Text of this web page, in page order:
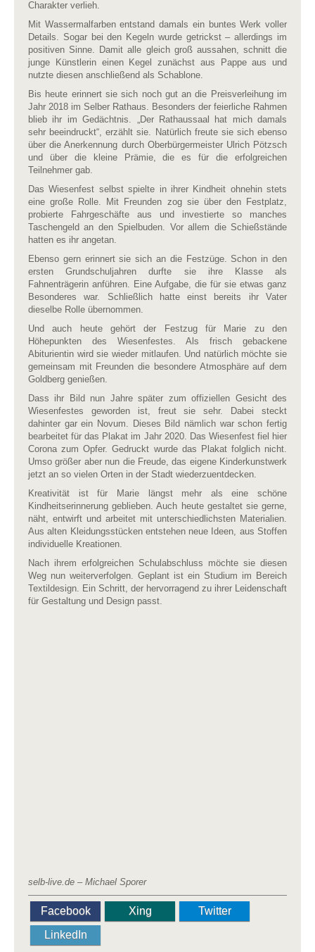
Charakter verlieh.
Mit Wassermalfarben entstand damals ein buntes Werk voller
Details. Sogar bei den Kegeln wurde getrickst – allerdings im
positiven Sinne. Damit alle gleich groß aussahen, schnitt die
junge Künstlerin einen Kegel zunächst aus Pappe aus und
nutzte diesen anschließend als Schablone.
Bis heute erinnert sie sich noch gut an die Preisverleihung im
Jahr 2018 im Selber Rathaus. Besonders der feierliche Rahmen
blieb ihr im Gedächtnis. „Der Rathaussaal hat mich damals
sehr beeindruckt“, erzählt sie. Natürlich freute sie sich ebenso
über die Anerkennung durch Oberbürgermeister Ulrich Pötzsch
und über die kleine Prämie, die es für die erfolgreichen
Teilnehmer gab.
Das Wiesenfest selbst spielte in ihrer Kindheit ohnehin stets
eine große Rolle. Mit Freunden zog sie über den Festplatz,
probierte Fahrgeschäfte aus und investierte so manches
Taschengeld an den Spielbuden. Vor allem die Schießstände
hatten es ihr angetan.
Ebenso gern erinnert sie sich an die Festzüge. Schon in den
ersten Grundschuljahren durfte sie ihre Klasse als
Fahnenträgerin anführen. Eine Aufgabe, die für sie etwas ganz
Besonderes war. Schließlich hatte einst bereits ihr Vater
dieselbe Rolle übernommen.
Und auch heute gehört der Festzug für Marie zu den
Höhepunkten des Wiesenfestes. Als frisch gebackene
Abiturientin wird sie wieder mitlaufen. Und natürlich möchte sie
gemeinsam mit Freunden die besondere Atmosphäre auf dem
Goldberg genießen.
Dass ihr Bild nun Jahre später zum offiziellen Gesicht des
Wiesenfestes geworden ist, freut sie sehr. Dabei steckt
dahinter gar ein Novum. Dieses Bild nämlich war schon fertig
bearbeitet für das Plakat im Jahr 2020. Das Wiesenfest fiel hier
Corona zum Opfer. Gedruckt wurde das Plakat folglich nicht.
Umso größer aber nun die Freude, das eigene Kinderkunstwerk
jetzt an so vielen Orten in der Stadt wiederzuentdecken.
Kreativität ist für Marie längst mehr als eine schöne
Kindheitserinnerung geblieben. Auch heute gestaltet sie gerne,
näht, entwirft und arbeitet mit unterschiedlichsten Materialien.
Aus alten Kleidungsstücken entstehen neue Ideen, aus Stoffen
individuelle Kreationen.
Nach ihrem erfolgreichen Schulabschluss möchte sie diesen
Weg nun weiterverfolgen. Geplant ist ein Studium im Bereich
Textildesign. Ein Schritt, der hervorragend zu ihrer Leidenschaft
für Gestaltung und Design passt.
selb-live.de – Michael Sporer
Facebook Xing
Twitter
LinkedIn